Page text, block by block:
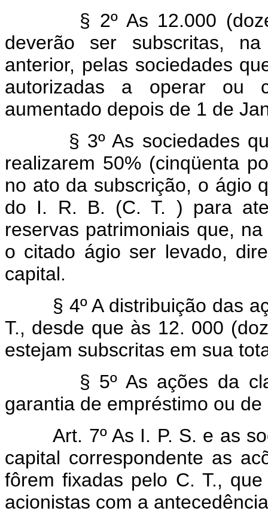
§ 2º As 12.000 (doze
deverão ser subscritas,
anterior, pelas sociedades
autorizadas a operar ou
aumentado depois de 1 de
§ 3º As sociedades que
realizarem 50% (cinqüenta
no ato da subscrição, o ágio
do I. R. B. (C. T. ) para
reservas patrimoniais que,
o citado ágio ser levado,
capital.
§ 4º A distribuição das
T., desde que às 12. 000
estejam subscritas em sua
§ 5º As ações da
garantia de empréstimo ou
Art. 7º As I. P. S. e as
capital correspondente as
fôrem fixadas pelo C. T.,
acionistas com a